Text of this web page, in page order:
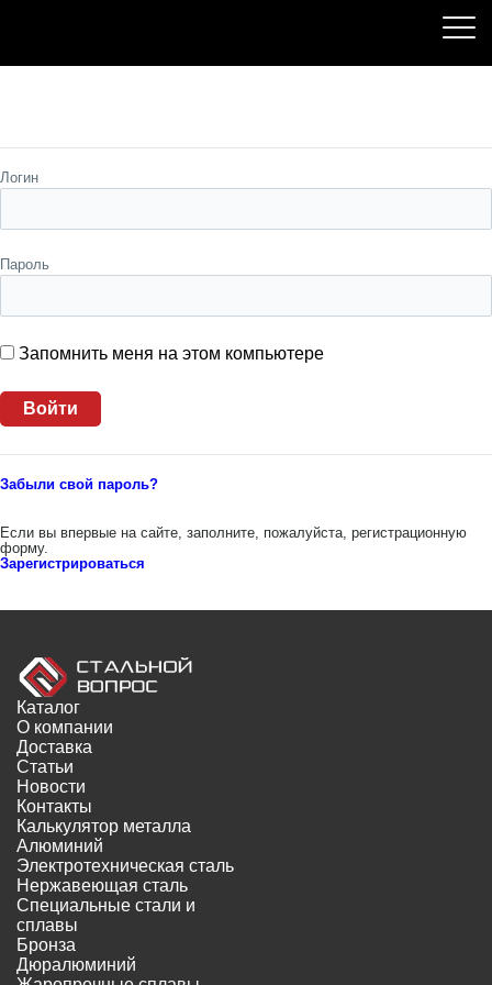
Логин
Пароль
Запомнить меня на этом компьютере
Забыли свой пароль?
Если вы впервые на сайте, заполните, пожалуйста, регистрационную
форму.
Зарегистрироваться
Каталог
О компании
Доставка
Статьи
Новости
Контакты
Калькулятор металла
Алюминий
Электротехническая сталь
Нержавеющая сталь
Специальные стали и
сплавы
Бронза
Дюралюминий